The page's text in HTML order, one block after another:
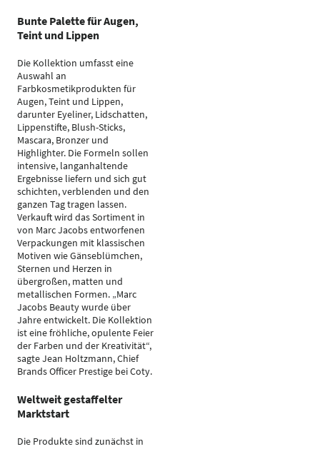
Bunte Palette für Augen,
Teint und Lippen
Die Kollektion umfasst eine
Auswahl an
Farbkosmetikprodukten für
Augen, Teint und Lippen,
darunter Eyeliner, Lidschatten,
Lippenstifte, Blush-Sticks,
Mascara, Bronzer und
Highlighter. Die Formeln sollen
intensive, langanhaltende
Ergebnisse liefern und sich gut
schichten, verblenden und den
ganzen Tag tragen lassen.
Verkauft wird das Sortiment in
von Marc Jacobs entworfenen
Verpackungen mit klassischen
Motiven wie Gänseblümchen,
Sternen und Herzen in
übergroßen, matten und
metallischen Formen. „Marc
Jacobs Beauty wurde über
Jahre entwickelt. Die Kollektion
ist eine fröhliche, opulente Feier
der Farben und der Kreativität“,
sagte Jean Holtzmann, Chief
Brands Officer Prestige bei Coty.
Weltweit gestaffelter
Marktstart
Die Produkte sind zunächst in